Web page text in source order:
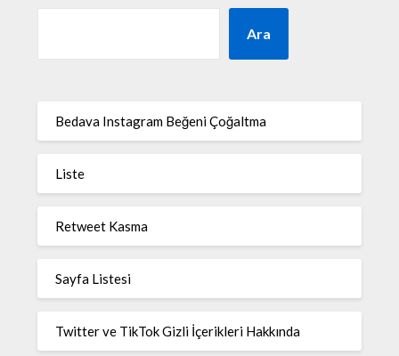
Ara
Bedava Instagram Beğeni Çoğaltma
Liste
Retweet Kasma
Sayfa Listesi
Twitter ve TikTok Gizli İçerikleri Hakkında